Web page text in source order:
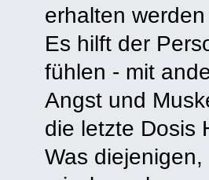
erhalten
Es hilft der
fühlen - mit
Angst und
die letzte Dosis
Was